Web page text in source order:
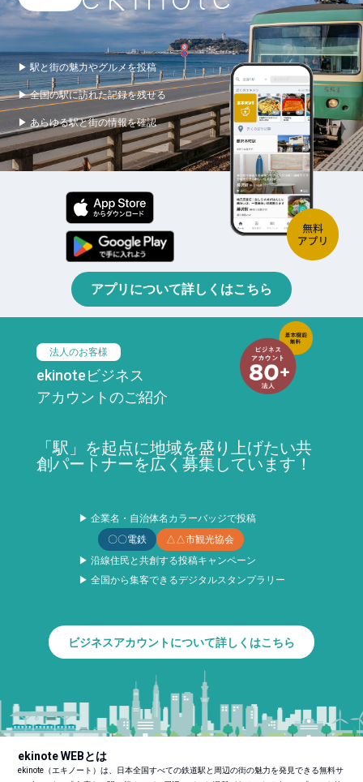
▶ 駅と街の魅力やグルメを投稿
▶ 全国の駅に訪れた記録を残せる
▶ あらゆる駅と街の情報を確認
アプリについて詳しくはこちら
法人のお客様
ekinoteビジネス
アカウントのご紹介
「駅」を起点に地域を盛り上げたい共
創パートナーを広く募集しています！
▶ 企業名・自治体名カラーバッジで投稿
〇〇電鉄
△△市観光協会
▶ 沿線住民と共創する投稿キャンペーン
▶ 全国から集客できるデジタルスタンプラリー
ビジネスアカウントについて詳しくはこちら
ekinote WEBとは
ekinote（エキノート）は、日本全国すべての鉄道駅と周辺の街の魅力を発見できる無料サ